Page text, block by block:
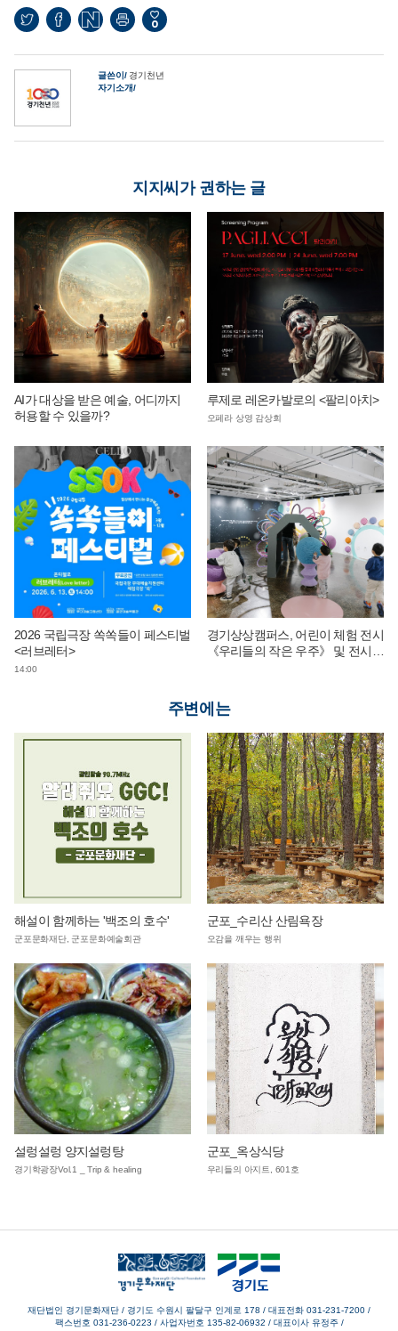
0
글쓴이
경기천년
자기소개
지지씨가 권하는 글
AI가 대상을 받은 예술, 어디까지
허용할 수 있을까?
루제로 레온카발로의 <팔리아치>
오페라 상영 감상회
2026 국립극장 쏙쏙들이 페스티벌
<러브레터>
14:00
경기상상캠퍼스, 어린이 체험 전시
《우리들의 작은 우주》 및 전시
주변에는
해설이 함께하는 '백조의 호수'
군포문화재단, 군포문화예술회관
군포_수리산 산림욕장
오감을 깨우는 행위
설렁설렁 양지설렁탕
경기학광장Vol.1 _ Trip & healing
군포_옥상식당
우리들의 아지트, 601호
재단법인 경기문화재단 / 경기도 수원시 팔달구 인계로 178 / 대표전화 031-231-7200 /
팩스번호 031-236-0223 / 사업자번호 135-82-06932 / 대표이사 유정주/